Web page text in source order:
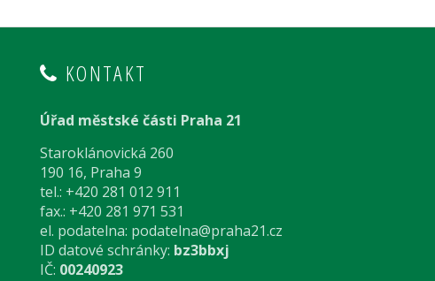
KONTAKT
Úřad městské části Praha 21
Staroklánovická 260
190 16, Praha 9
tel.: +420 281 012 911
fax.: +420 281 971 531
el. podatelna: podatelna@praha21.cz
ID datové schránky: bz3bbxj
IČ: 00240923